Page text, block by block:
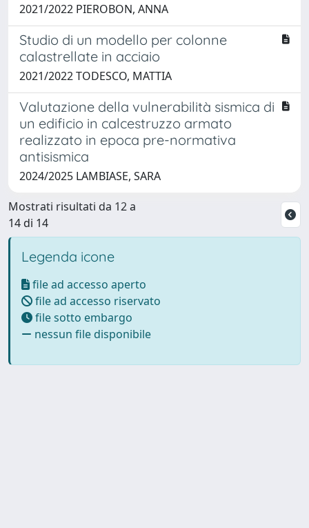
2021/2022 PIEROBON, ANNA
Studio di un modello per colonne
calastrellate in acciaio
2021/2022 TODESCO, MATTIA
Valutazione della vulnerabilità sismica di
un edificio in calcestruzzo armato
realizzato in epoca pre-normativa
antisismica
2024/2025 LAMBIASE, SARA
Mostrati risultati da 12 a
14 di 14
Legenda icone
file ad accesso aperto
file ad accesso riservato
file sotto embargo
nessun file disponibile